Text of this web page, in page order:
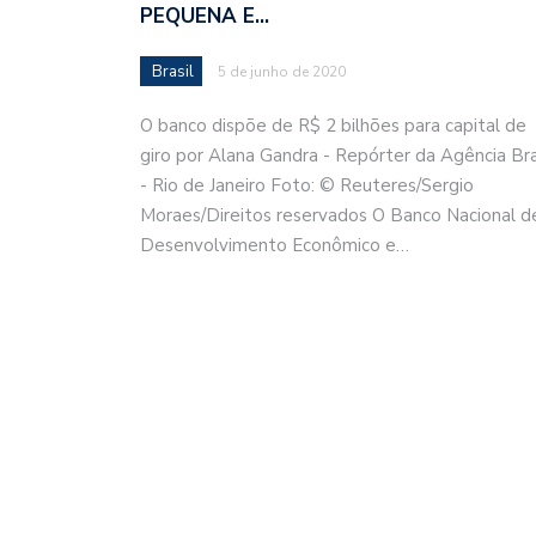
PEQUENA E…
Brasil 5 de junho de 2020
O banco dispõe de R$ 2 bilhões para capital de
giro por Alana Gandra - Repórter da Agência
- Rio de Janeiro Foto: © Reuteres/Sergio
Moraes/Direitos reservados O Banco Nacional
Desenvolvimento Econômico e…